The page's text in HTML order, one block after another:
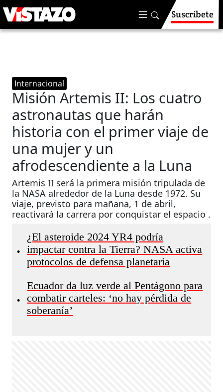
Suscríbete
Internacional
Misión Artemis II: Los cuatro
astronautas que harán
historia con el primer viaje de
una mujer y un
afrodescendiente a la Luna
Artemis II será la primera misión tripulada de
la NASA alrededor de la Luna desde 1972. Su
viaje, previsto para mañana, 1 de abril,
reactivará la carrera por conquistar el espacio .
•
¿El asteroide 2024 YR4 podría
impactar contra la Tierra? NASA activa
protocolos de defensa planetaria
•
Ecuador da luz verde al Pentágono para
combatir carteles: ‘no hay pérdida de
soberanía’